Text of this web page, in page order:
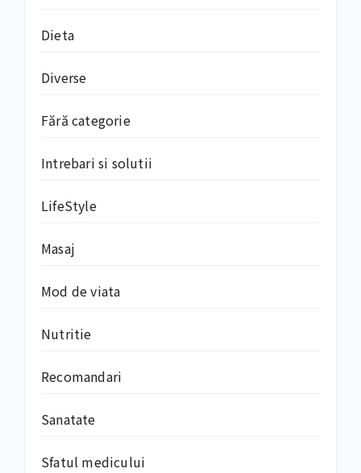
Dieta
Diverse
Fără categorie
Intrebari si solutii
LifeStyle
Masaj
Mod de viata
Nutritie
Recomandari
Sanatate
Sfatul medicului